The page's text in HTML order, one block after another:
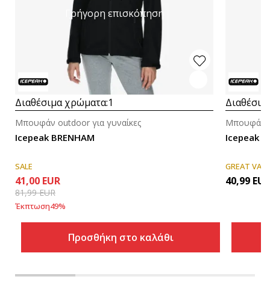
Γρήγορη επισκόπηση
Διαθέσιμα χρώματα:1
Icepeak BRENHAM
Μπουφάν outdoor για γυναίκες
SALE
41,00 EUR
81,99EUR
Έκπτωση49%
Προσθήκη στο καλάθι
Icepeak
Μπουφάν
GREAT
40,99 EUR